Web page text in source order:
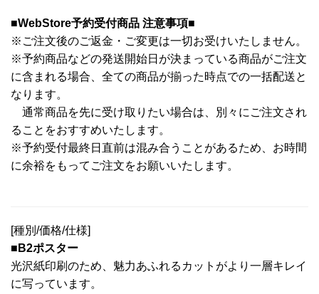
■WebStore予約受付商品 注意事項■
※ご注文後のご返金・ご変更は一切お受けいたしません。
※予約商品などの発送開始日が決まっている商品がご注文
に含まれる場合、全ての商品が揃った時点での一括配送と
なります。
通常商品を先に受け取りたい場合は、別々にご注文され
ることをおすすめいたします。
※予約受付最終日直前は混み合うことがあるため、お時間
に余裕をもってご注文をお願いいたします。
[種別/価格/仕様]
■B2ポスター
光沢紙印刷のため、魅力あふれるカットがより一層キレイ
に写っています。